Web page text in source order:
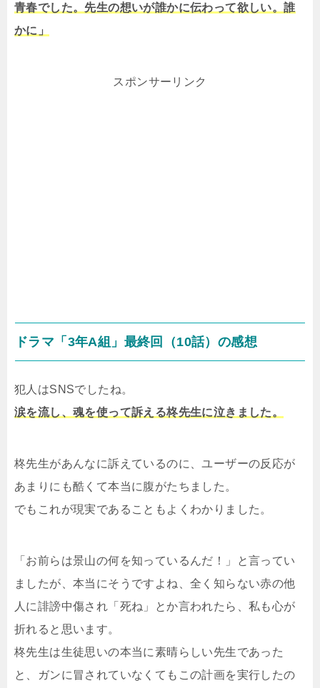
青春でした。先生の想いが誰かに伝わって欲しい。誰
かに」
スポンサーリンク
ドラマ「3年A組」最終回（10話）の感想
犯人はSNSでしたね。
涙を流し、魂を使って訴える柊先生に泣きました。
柊先生があんなに訴えているのに、ユーザーの反応が
あまりにも酷くて本当に腹がたちました。
でもこれが現実であることもよくわかりました。
「お前らは景山の何を知っているんだ！」と言ってい
ましたが、本当にそうですよね、全く知らない赤の他
人に誹謗中傷され「死ね」とか言われたら、私も心が
折れると思います。
柊先生は生徒思いの本当に素晴らしい先生であった
と、ガンに冒されていなくてもこの計画を実行したの